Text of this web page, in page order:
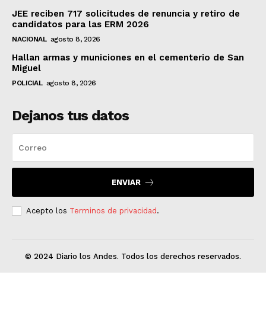
JEE reciben 717 solicitudes de renuncia y retiro de
candidatos para las ERM 2026
NACIONAL agosto 8, 2026
Hallan armas y municiones en el cementerio de San
Miguel
POLICIAL agosto 8, 2026
Dejanos tus datos
ENVIAR
Acepto los Terminos de privacidad.
© 2024 Diario los Andes. Todos los derechos reservados.